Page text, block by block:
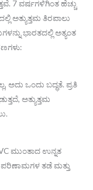
7 ವರ್ಷಗಳಿಗಿಂತ ಹೆಚ್ಚು
ಅತ್ಯುತ್ತಮ ತಿರಪಾಲು
ಭಾರತದಲ್ಲಿ ಅತ್ಯಂತ
ಅದು ಒಂದು ಬದ್ಧತೆ. ಪ್ರತಿ
ಅತ್ಯುತ್ತಮ
ಮುಂತಾದ ಉನ್ನತ
ಪರಿಣಾಮಗಳ ತಡೆ ಮತ್ತು